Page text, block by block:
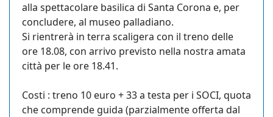
alla spettacolare basilica di Santa Corona e, per
concludere, al museo palladiano.
Si rientrerà in terra scaligera con il treno delle
ore 18.08, con arrivo previsto nella nostra amata
città per le ore 18.41.
Costi : treno 10 euro + 33 a testa per i SOCI, quota
che comprende guida (parzialmente offerta dal